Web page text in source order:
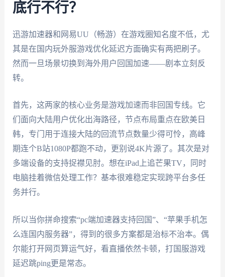
底行不行？
迅游加速器和网易UU（畅游）在游戏圈知名度不低，尤
其是在国内玩外服游戏优化延迟方面确实有两把刷子。
然而一旦场景切换到海外用户回国加速——剧本立刻反
转。
首先，这两家的核心业务是游戏加速而非回国专线。它
们面向大陆用户优化出海路径，节点布局重点在欧美日
韩，专门用于连接大陆的回流节点数量少得可怜，高峰
期连个B站1080P都跑不动，更别说4K片源了。其次是对
多端设备的支持捉襟见肘。想在iPad上追芒果TV，同时
电脑挂着微信处理工作？基本很难稳定实现跨平台多任
务并行。
所以当你拼命搜索“pc端加速器支持回国”、“苹果手机怎
么连国内服务器”，得到的很多方案都是治标不治本。偶
尔能打开网页算运气好，看直播依然卡顿，打国服游戏
延迟跳ping更是常态。